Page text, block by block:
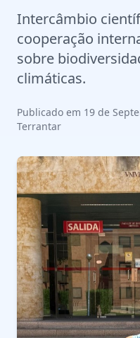
Intercâmbio
cooperação
sobre
climáticas.
Publicado em 19 de
Terrantar